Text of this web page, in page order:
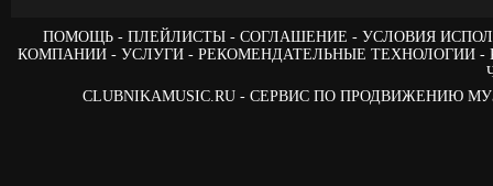
ПОМОЩЬ ПЛЕЙЛИСТЫ СОГЛАШЕНИЕ
УСЛОВИЯ
КОМПАНИИ
УСЛУГИ РЕКОМЕНДАТЕЛЬНЫЕ ТЕХНОЛОГИИ
CLUBNIKAMUSIC.RU - СЕРВИС ПО ПРОДВИЖЕНИЮ